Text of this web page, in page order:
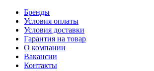
Бренды
Условия оплаты
Условия доставки
Гарантия на товар
О компании
Вакансии
Контакты